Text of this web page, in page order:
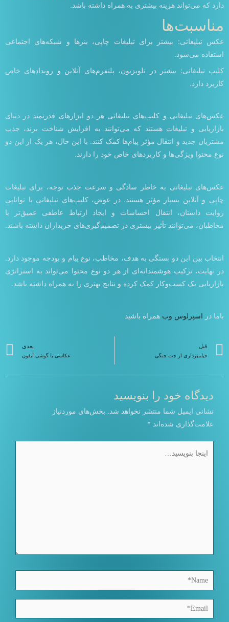
دارد که می‌تواند هزینه بیشتری به همراه داشته باشد.
مناسبت‌ها
عکس تبلیغاتی: بیشتر برای تبلیغات چاپی، بنرها و شبکه‌های اجتماعی
استفاده می‌شود.
کلیپ تبلیغاتی: بیشتر در تلویزیون، پلتفرم‌های آنلاین و رویدادهای خاص
کاربرد دارد.
عکس‌های تبلیغاتی و کلیپ‌های تبلیغاتی هر دو ابزارهای قدرتمند در دنیای
بازاریابی و تبلیغات هستند که می‌توانند به افزایش شناخت برند، جذب
مشتریان جدید و انتقال مؤثر پیام‌ها کمک کنند. با این حال، هر یک از این دو
نوع محتوا ویژگی‌ها و کاربردهای خاص خود را دارند.
عکس‌های تبلیغاتی به خاطر سادگی و سرعت جذب توجه، برای تبلیغات
چاپی و آنلاین بسیار مؤثر هستند. در عوض، کلیپ‌های تبلیغاتی با توانایی
روایت داستان، انتقال احساسات و ایجاد ارتباط عاطفی عمیق‌تر با
مخاطبان، می‌توانند تأثیر بیشتری در تصمیم‌گیری‌های خریداران داشته باشند.
انتخاب بین این دو بستگی به هدف، مخاطب، نوع پیام و بودجه موجود دارد.
در نهایت، ترکیب هوشمندانه‌ای از هر دو نوع محتوا می‌تواند به استراتژی
بازاریابی یک کسب‌وکار کمک کرده و نتایج بهتری را به همراه داشته باشد.
باما در اسپرلوس وب همراه باشید
قبلی
قبل
فیلمبرداری از جت جنگی
بعدی
عکاسی با گوشی آیفون
دیدگاه‌ خود را بنویسید
نشانی ایمیل شما منتشر نخواهد شد. بخش‌های موردنیاز
علامت‌گذاری شده‌اند *
بنویسید…
Name*
Email*